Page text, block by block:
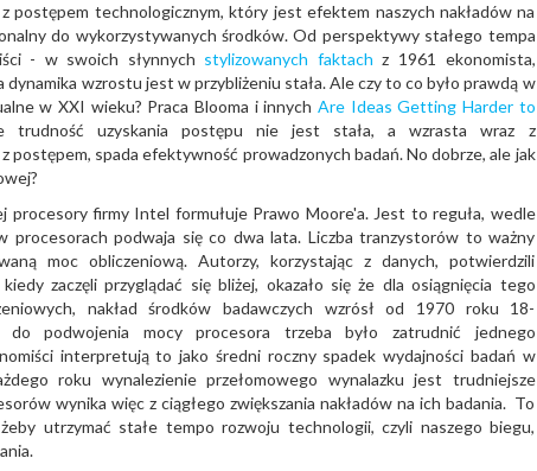
postępem technologicznym, który jest efektem naszych nakładów na
do wykorzystywanych środków. Od perspektywy stałego tempa
- w swoich słynnych stylizowanych faktach z 1961 ekonomista,
dynamika wzrostu jest w przybliżeniu stała. Ale czy to co było prawdą w
w XXI wieku? Praca Blooma i innych Are Ideas Getting Harder to
trudność uzyskania postępu nie jest stała, a wzrasta wraz z
postępem, spada efektywność prowadzonych badań. No dobrze, ale jak
procesory firmy Intel formułuje Prawo Moore'a. Jest to reguła, wedle
procesorach podwaja się co dwa lata. Liczba tranzystorów to ważny
moc obliczeniową. Autorzy, korzystając z danych, potwierdzili
zaczęli przyglądać się bliżej, okazało się że dla osiągnięcia tego
nakład środków badawczych wzrósł od 1970 roku 18-
podwojenia mocy procesora trzeba było zatrudnić jednego
interpretują to jako średni roczny spadek wydajności badań w
roku wynalezienie przełomowego wynalazku jest trudniejsze
wynika więc z ciągłego zwiększania nakładów na ich badania. To
utrzymać stałe tempo rozwoju technologii, czyli naszego biegu,